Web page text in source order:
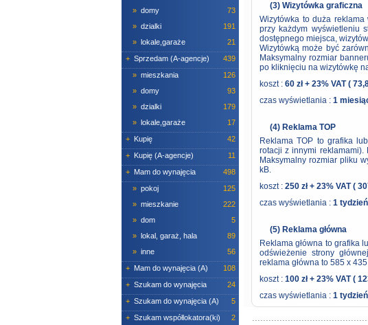
» domy
73
» dzialki
191
» lokale,garaże
21
+ Sprzedam (A-agencje)
439
» mieszkania
126
» domy
93
» dzialki
179
» lokale,garaże
17
+ Kupię
42
+ Kupię (A-agencje)
11
+ Mam do wynajęcia
498
» pokoj
125
» mieszkanie
222
» dom
5
» lokal, garaż, hala
89
» inne
56
+ Mam do wynajęcia (A)
108
+ Szukam do wynajęcia
24
+ Szukam do wynajęcia (A)
5
+ Szukam współlokatora(ki)
2
(3) Wizytówka graficzna
Wizytówka to duża
przy każdym wyświetleniu
dostępnego miejsca,
Wizytówką może być
Maksymalny rozmiar
po kliknięciu na wizytówkę
koszt : 60 zł + 23% VAT (
czas wyświetlania : 1
(4) Reklama TOP
Reklama TOP to grafika
rotacji z innymi
Maksymalny rozmiar pliku
kB.
koszt : 250 zł + 23% VAT (
czas wyświetlania : 1 tydzień
(5) Reklama główna
Reklama główna to grafika
odświeżenie strony
reklama główna to 585 x
koszt : 100 zł + 23% VAT (
czas wyświetlania : 1 tydzień